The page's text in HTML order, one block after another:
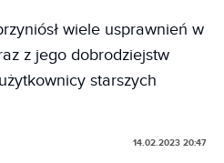
wiele usprawnień w
z jego dobrodziejstw
starszych
14.02.2023 20:47